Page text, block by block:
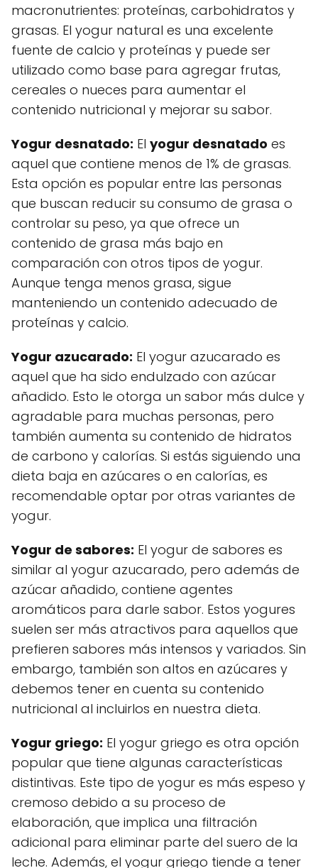
macronutrientes: proteínas, carbohidratos y
grasas. El yogur natural es una excelente
fuente de calcio y proteínas y puede ser
utilizado como base para agregar frutas,
cereales o nueces para aumentar el
contenido nutricional y mejorar su sabor.
Yogur desnatado: El yogur desnatado es
aquel que contiene menos de 1% de grasas.
Esta opción es popular entre las personas
que buscan reducir su consumo de grasa o
controlar su peso, ya que ofrece un
contenido de grasa más bajo en
comparación con otros tipos de yogur.
Aunque tenga menos grasa, sigue
manteniendo un contenido adecuado de
proteínas y calcio.
Yogur azucarado: El yogur azucarado es
aquel que ha sido endulzado con azúcar
añadido. Esto le otorga un sabor más dulce y
agradable para muchas personas, pero
también aumenta su contenido de hidratos
de carbono y calorías. Si estás siguiendo una
dieta baja en azúcares o en calorías, es
recomendable optar por otras variantes de
yogur.
Yogur de sabores: El yogur de sabores es
similar al yogur azucarado, pero además de
azúcar añadido, contiene agentes
aromáticos para darle sabor. Estos yogures
suelen ser más atractivos para aquellos que
prefieren sabores más intensos y variados. Sin
embargo, también son altos en azúcares y
debemos tener en cuenta su contenido
nutricional al incluirlos en nuestra dieta.
Yogur griego: El yogur griego es otra opción
popular que tiene algunas características
distintivas. Este tipo de yogur es más espeso y
cremoso debido a su proceso de
elaboración, que implica una filtración
adicional para eliminar parte del suero de la
leche. Además, el yogur griego tiende a tener